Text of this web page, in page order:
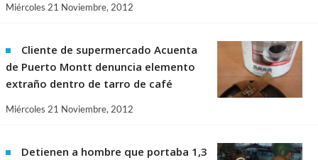
Miércoles 21 Noviembre, 2012
Cliente de supermercado Acuenta
de Puerto Montt denuncia elemento
extraño dentro de tarro de café
Miércoles 21 Noviembre, 2012
Detienen a hombre que portaba 1,3